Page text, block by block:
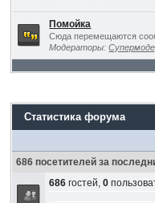
Помойка
Сюда перемещаются
Модераторы:
Статистика форума
686 посетителей за
686 гостей,0